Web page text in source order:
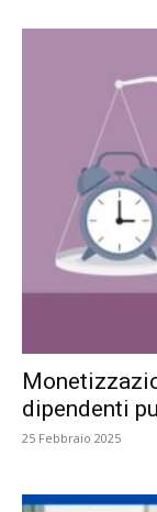
dipendenti
25 Febbraio 2025